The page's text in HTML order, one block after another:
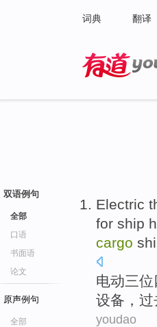
词典 翻译
双语例句
全部
口语
书面语
论文
原声例句
全部
Electric
for ship
cargo
电动三位
设备 ，
youdao